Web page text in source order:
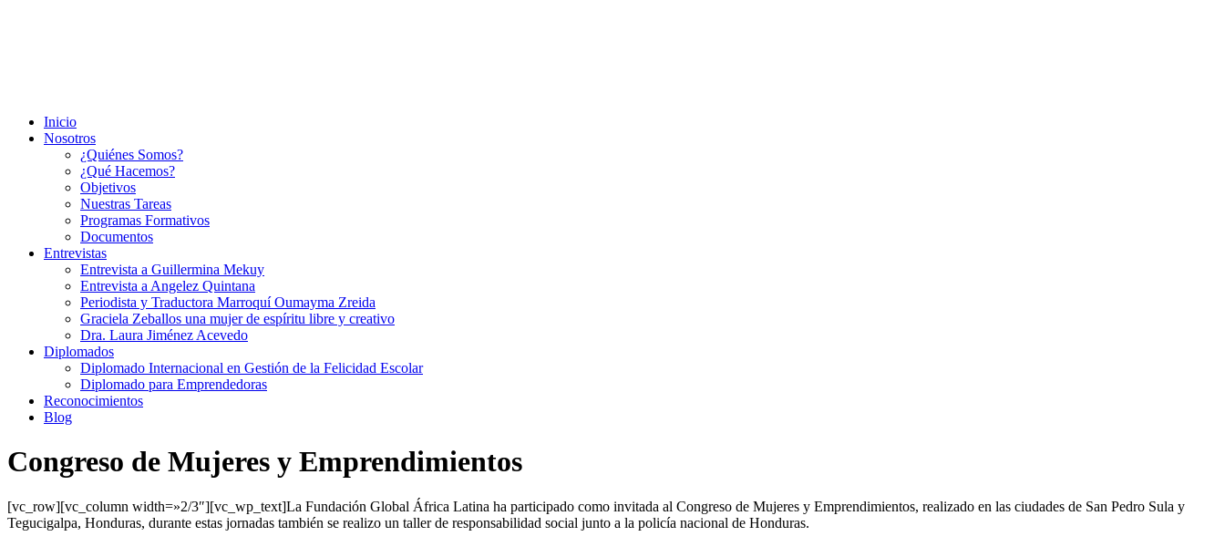
Inicio
Nosotros
¿Quiénes Somos?
¿Qué Hacemos?
Objetivos
Nuestras Tareas
Programas Formativos
Documentos
Entrevistas
Entrevista a Guillermina Mekuy
Entrevista a Angelez Quintana
Periodista y Traductora Marroquí Oumayma Zreida
Graciela Zeballos una mujer de espíritu libre y creativo
Dra. Laura Jiménez Acevedo
Diplomados
Diplomado Internacional en Gestión de la Felicidad Escolar
Diplomado para Emprendedoras
Reconocimientos
Blog
Congreso de Mujeres y Emprendimientos
[vc_row][vc_column width=»2/3″][vc_wp_text]La Fundación Global África Latina ha participado como invitada al Congreso de Mujeres y Emprendimientos, realizado en las ciudades de San Pedro Sula y
Tegucigalpa, Honduras, durante estas jornadas también se realizo un taller de responsabilidad social junto a la policía nacional de Honduras.